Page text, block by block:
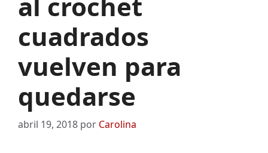
cuadrados
vuelven para
quedarse
abril 19, 2018 por Carolina